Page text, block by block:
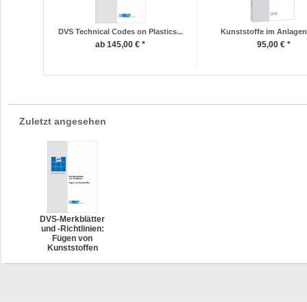
DVS Technical Codes on Plastics...
ab 145,00 € *
Kunststoffe im
95,00 € *
Zuletzt angesehen
DVS-Merkblätter
und -Richtlinien:
Fügen von
Kunststoffen